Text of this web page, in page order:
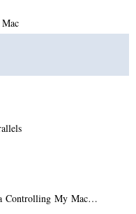
Controlling My Mac…